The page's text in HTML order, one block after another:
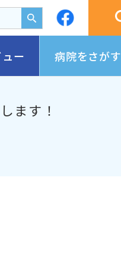
ー 病院をさがす
ます！